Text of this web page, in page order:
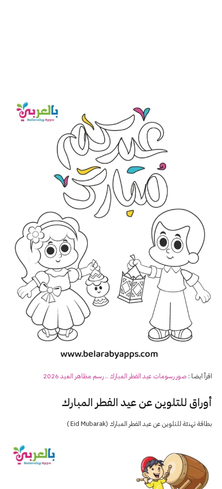
اقرأ ايضا : صور رسومات عيد الفطر المبارك .. رسم مظاهر العيد 2026
أوراق للتلوين عن عيد الفطر المبارك
بطاقة تهنئة للتلوين عن عيد الفطر المبارك (Eid Mubarak )